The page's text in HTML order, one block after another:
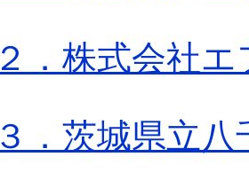
２．株式会社
３．茨城県立